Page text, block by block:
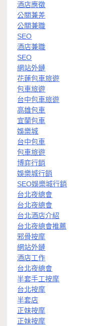
酒店應徵
公關兼差
公關兼職
SEO
酒店兼職
SEO
網站外鏈
花蓮包車旅遊
包車旅遊
台中包車旅遊
高雄包車
宜蘭包車
娛樂城
台中包車
包車旅遊
博弈行銷
娛樂城行銷
SEO娛樂城行銷
台北夜總會
台北夜總會
台北酒店介紹
台北夜總會推薦
邪骨按摩
網站外鏈
酒店工作
台北夜總會
半套手工按摩
台北按摩
半套店
正妹按摩
正妹按摩